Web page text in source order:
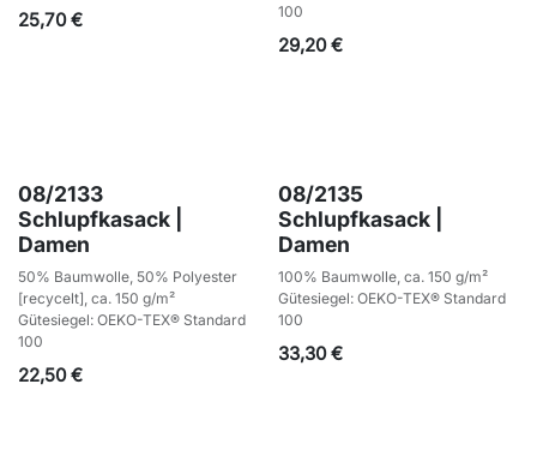
25,70€
100
29,20€
08/2133
Schlupfkasack |
Damen
50% Baumwolle, 50% Polyester
[recycelt], ca. 150 g/m²
Gütesiegel: OEKO-TEX® Standard
100
22,50€
08/2135
Schlupfkasack |
Damen
100% Baumwolle, ca. 150 g/m²
Gütesiegel: OEKO-TEX® Standard
100
33,30€